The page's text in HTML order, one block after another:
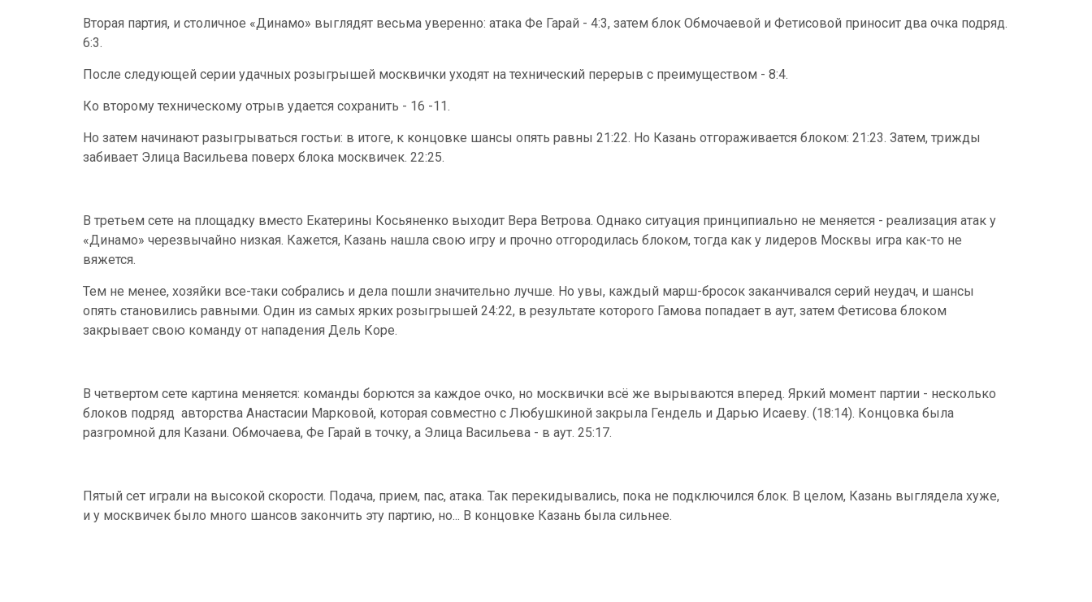
Вторая партия, и столичное «Динамо» выглядят весьма уверенно: атака Фе Гарай - 4:3, затем блок Обмочаевой и Фетисовой приносит два очка подряд.
6:3.
После следующей серии удачных розыгрышей москвички уходят на технический перерыв с преимуществом - 8:4.
Ко второму техническому отрыв удается сохранить - 16 -11.
Но затем начинают разыгрываться гостьи: в итоге, к концовке шансы опять равны 21:22. Но Казань отгораживается блоком: 21:23. Затем, трижды
забивает Элица Васильева поверх блока москвичек. 22:25.
В третьем сете на площадку вместо Екатерины Косьяненко выходит Вера Ветрова. Однако ситуация принципиально не меняется - реализация атак у
«Динамо» черезвычайно низкая. Кажется, Казань нашла свою игру и прочно отгородилась блоком, тогда как у лидеров Москвы игра как-то не
вяжется.
Тем не менее, хозяйки все-таки собрались и дела пошли значительно лучше. Но увы, каждый марш-бросок заканчивался серий неудач, и шансы
опять становились равными. Один из самых ярких розыгрышей 24:22, в результате которого Гамова попадает в аут, затем Фетисова блоком
закрывает свою команду от нападения Дель Коре.
В четвертом сете картина меняется: команды борются за каждое очко, но москвички всё же вырываются вперед. Яркий момент партии - несколько
блоков подряд авторства Анастасии Марковой, которая совместно с Любушкиной закрыла Гендель и Дарью Исаеву. (18:14). Концовка была
разгромной для Казани. Обмочаева, Фе Гарай в точку, а Элица Васильева - в аут. 25:17.
Пятый сет играли на высокой скорости. Подача, прием, пас, атака. Так перекидывались, пока не подключился блок. В целом, Казань выглядела хуже,
и у москвичек было много шансов закончить эту партию, но... В концовке Казань была сильнее.